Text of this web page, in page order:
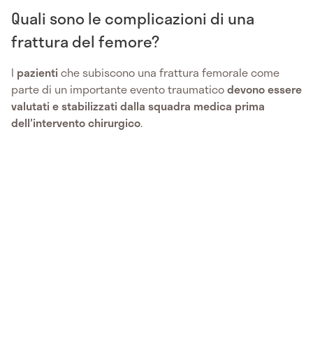
Quali sono le complicazioni di una
frattura del femore?
I pazientiche subiscono una frattura femorale come
parte di un importante evento traumaticodevono essere
valutati e stabilizzati dalla squadra medica prima
dell'intervento chirurgico.